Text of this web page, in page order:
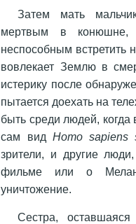
Затем мать
мертвым в конюшне,
неспособным
вовлекает Землю в
истерику после
пытается доехать на
быть среди людей, когда
сам вид Homo sapiens
зрители, и другие
фильме или о
уничтожение.
Сестра,